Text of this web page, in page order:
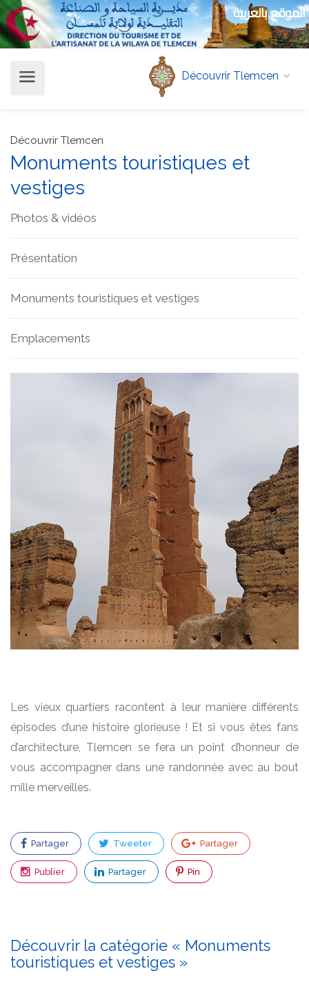
الموقع بالعربية
Découvrir Tlemcen
Découvrir Tlemcen
Monuments touristiques et
vestiges
Photos & vidéos
Présentation
Monuments touristiques et vestiges
Emplacements
Les vieux quartiers racontent à leur manière différents
épisodes d’une histoire glorieuse ! Et si vous êtes fans
d’architecture, Tlemcen se fera un point d’honneur de
vous accompagner dans une randonnée avec au bout
mille merveilles.
Partager Tweeter Partager
Publier Partager Pin
Découvrir la catégorie « Monuments
touristiques et vestiges »